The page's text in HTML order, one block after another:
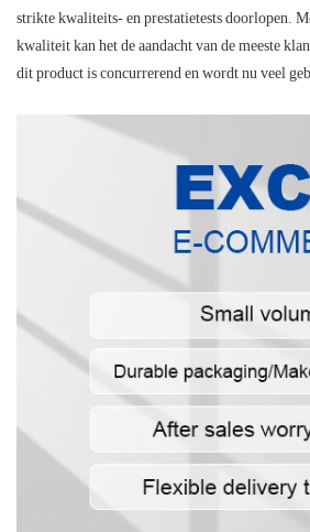
strikte kwaliteits- en prestatietests doorlopen.
kwaliteit kan het de aandacht van de meeste
dit product is concurrerend en wordt nu veel